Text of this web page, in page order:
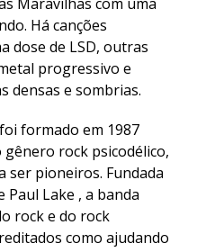
Há canções
dose de LSD, outras
progressivo e
densas e sombrias.
formado em 1987
rock psicodélico,
ser pioneiros. Fundada
Paul Lake , a banda
rock e do rock
como ajudando